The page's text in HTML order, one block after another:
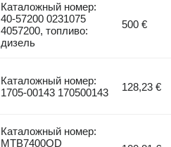
Каталожный номер:
40-57200 0231075
4057200, топливо:
дизель
500 €
Каталожный номер:
1705-00143 170500143
128,23 €
Каталожный номер:
MTB7400QD